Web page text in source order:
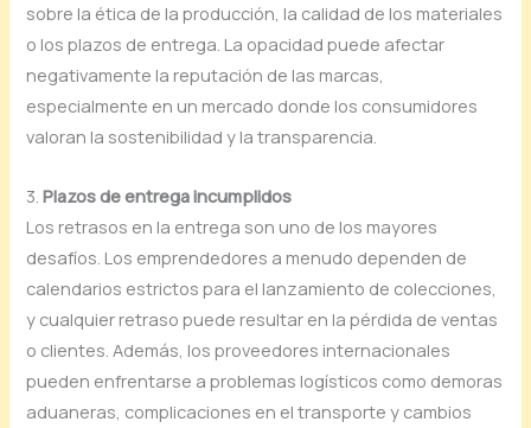
sobre la ética de la producción, la calidad de los materiales
o los plazos de entrega. La opacidad puede afectar
negativamente la reputación de las marcas,
especialmente en un mercado donde los consumidores
valoran la sostenibilidad y la transparencia.
3.Plazos de entrega incumplidos
Los retrasos en la entrega son uno de los mayores
desafíos. Los emprendedores a menudo dependen de
calendarios estrictos para el lanzamiento de colecciones,
y cualquier retraso puede resultar en la pérdida de ventas
o clientes. Además, los proveedores internacionales
pueden enfrentarse a problemas logísticos como demoras
aduaneras, complicaciones en el transporte y cambios